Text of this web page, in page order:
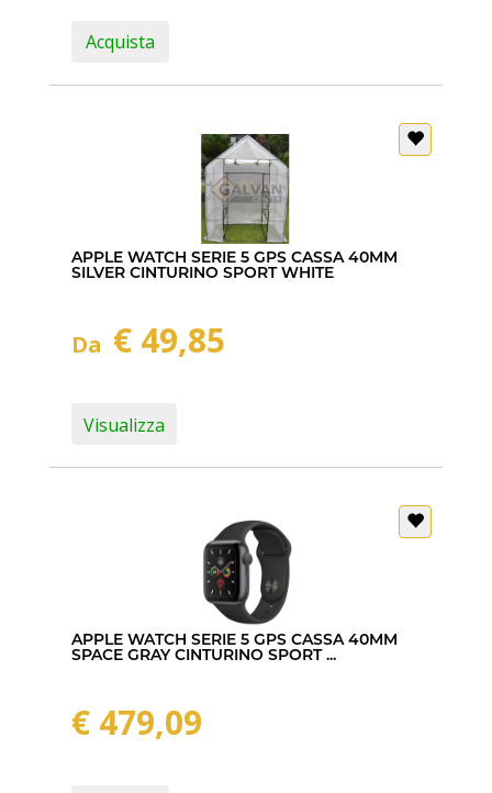
Acquista
APPLE WATCH SERIE 5 GPS CASSA 40MM
SILVER CINTURINO SPORT WHITE
Da € 49,85
Visualizza
APPLE WATCH SERIE 5 GPS CASSA 40MM
SPACE GRAY CINTURINO SPORT ...
€ 479,09